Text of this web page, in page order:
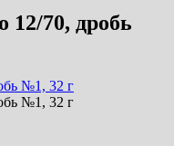
12/70, дробь